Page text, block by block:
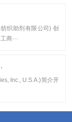
织助剂有限公司) 创
商···
Inc., U.S.A.)简介开